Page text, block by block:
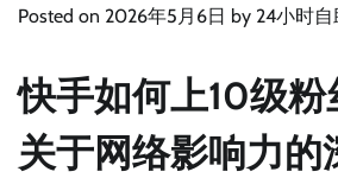
Posted on 2026年5月6日 by 24小时自
快手如何上10级粉
关于网络影响力的